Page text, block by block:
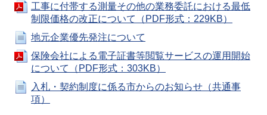
工事に付帯する測量その他の業務委託における最低
制限価格の改正について（PDF形式：229KB）
地元企業優先発注について
保険会社による電子証書等閲覧サービスの運用開始
について（PDF形式：303KB）
入札・契約制度に係る市からのお知らせ（共通事
項）